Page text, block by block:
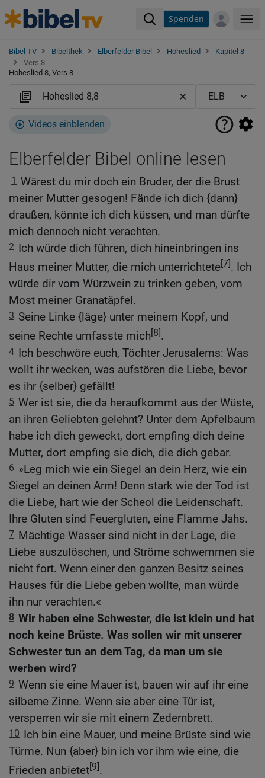
Spenden
Bibel TV Bibelthek Elberfelder Bibel Hoheslied
Kapitel 8
Vers 8
Hoheslied 8, Vers 8
Videos einblenden
Elberfelder Bibel online lesen
1 Wärest du mir doch ein Bruder, der die Brust
meiner Mutter gesogen! Fände ich dich {dann}
draußen, könnte ich dich küssen, und man dürfte
mich dennoch nicht verachten.
2 Ich würde dich führen, dich hineinbringen ins
Haus meiner Mutter, die mich unterrichtete[7]. Ich
würde dir vom Würzwein zu trinken geben, vom
Most meiner Granatäpfel.
3 Seine Linke {läge} unter meinem Kopf, und
seine Rechte umfasste mich[8].
4 Ich beschwöre euch, Töchter Jerusalems: Was
wollt ihr wecken, was aufstören die Liebe, bevor
es ihr {selber} gefällt!
5 Wer ist sie, die da heraufkommt aus der Wüste,
an ihren Geliebten gelehnt? Unter dem Apfelbaum
habe ich dich geweckt, dort empfing dich deine
Mutter, dort empfing sie dich, die dich gebar.
6 »Leg mich wie ein Siegel an dein Herz, wie ein
Siegel an deinen Arm! Denn stark wie der Tod ist
die Liebe, hart wie der Scheol die Leidenschaft.
Ihre Gluten sind Feuergluten, eine Flamme Jahs.
7 Mächtige Wasser sind nicht in der Lage, die
Liebe auszulöschen, und Ströme schwemmen sie
nicht fort. Wenn einer den ganzen Besitz seines
Hauses für die Liebe geben wollte, man würde
ihn nur verachten.«
8 Wir haben eine Schwester, die ist klein und hat
noch keine Brüste. Was sollen wir mit unserer
Schwester tun an dem Tag, da man um sie
werben wird?
9 Wenn sie eine Mauer ist, bauen wir auf ihr eine
silberne Zinne. Wenn sie aber eine Tür ist,
versperren wir sie mit einem Zedernbrett.
10 Ich bin eine Mauer, und meine Brüste sind wie
Türme. Nun {aber} bin ich vor ihm wie eine, die
Frieden anbietet[9].